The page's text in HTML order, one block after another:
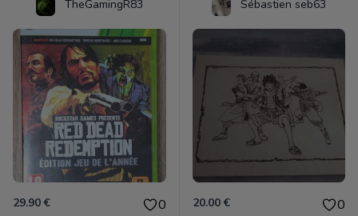
TheGamingR83
29.90 € 0
Sébastien seb63
20.00 € 0